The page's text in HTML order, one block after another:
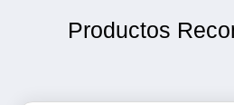
Productos